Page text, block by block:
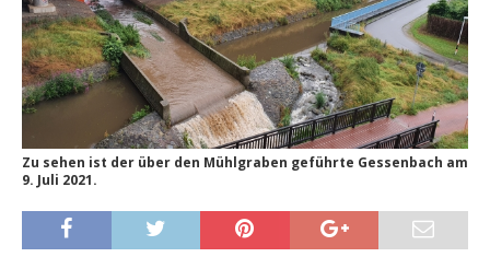
Zu sehen ist der über den Mühlgraben geführte Gessenbach am
9. Juli 2021.